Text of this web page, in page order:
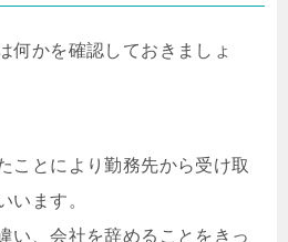
何かを確認しておきましょ
ことにより勤務先から受け取
います。
い、会社を辞めることをきっ